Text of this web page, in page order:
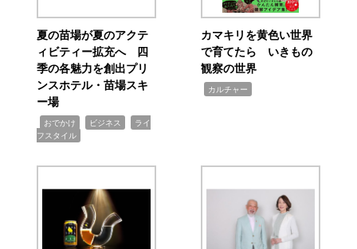
夏の苗場が夏のアクテ
ィビティー拡充へ 四
季の各魅力を創出プリ
ンスホテル・苗場スキ
ー場
おでかけ ビジネス
ライ
フスタイル
カマキリを黄色い世界
で育てたら いきもの
観察の世界
カルチャー